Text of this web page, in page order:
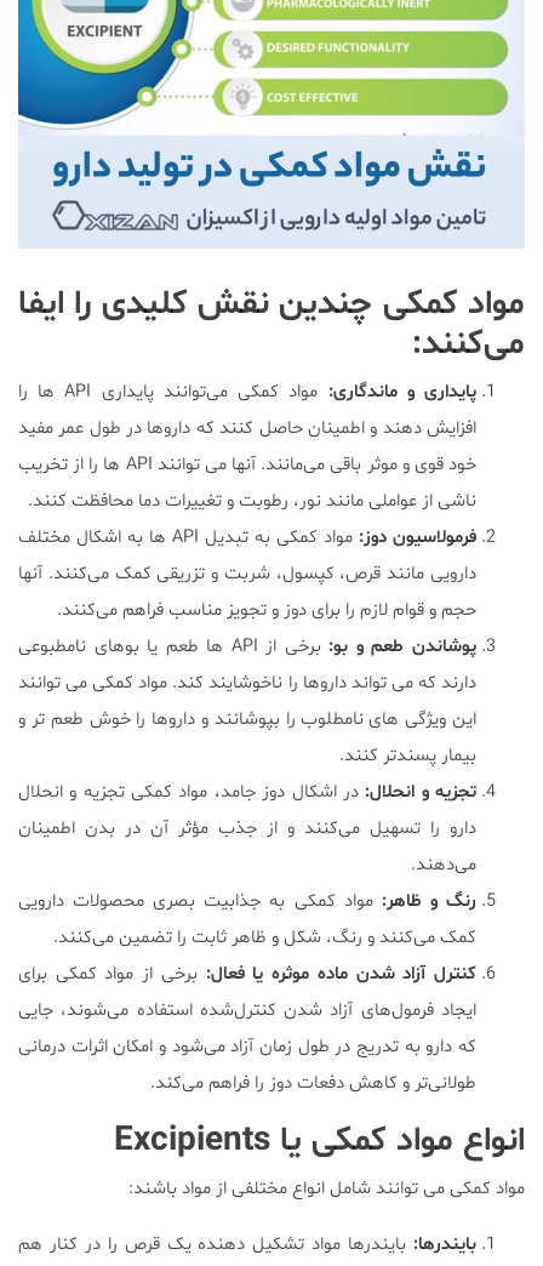
مواد کمکی چندین نقش کلیدی را ایفا
می‌کنند:
پایداری و ماندگاری:
مواد کمکی می‌توانند پایداری API ها را
افزایش دهند و اطمینان حاصل کنند که داروها در طول عمر مفید
خود قوی و موثر باقی می‌مانند. آنها می توانند API ها را از تخریب
ناشی از عواملی مانند نور، رطوبت و تغییرات دما محافظت کنند.
فرمولاسیون دوز:
مواد کمکی به تبدیل API ها به اشکال مختلف
دارویی مانند قرص، کپسول، شربت و تزریقی کمک می‌کنند. آنها
حجم و قوام لازم را برای دوز و تجویز مناسب فراهم می‌کنند.
پوشاندن طعم و بو:
برخی از API ها طعم یا بوهای نامطبوعی
دارند که می تواند داروها را ناخوشایند کند. مواد کمکی می توانند
این ویژگی های نامطلوب را بپوشانند و داروها را خوش طعم تر و
بیمار پسندتر کنند.
تجزیه و انحلال: در اشکال دوز جامد، مواد کمکی تجزیه و انحلال
دارو را تسهیل می‌کنند و از جذب مؤثر آن در بدن اطمینان
می‌دهند.
رنگ و ظاهر: مواد کمکی به جذابیت بصری محصولات دارویی
کمک می‌کنند و رنگ، شکل و ظاهر ثابت را تضمین می‌کنند.
کنترل آزاد شدن ماده موثره یا فعال: برخی از مواد کمکی برای
ایجاد فرمول‌های آزاد شدن کنترل‌شده استفاده می‌شوند، جایی
که دارو به تدریج در طول زمان آزاد می‌شود و امکان اثرات درمانی
طولانی‌تر و کاهش دفعات دوز را فراهم می‌کند.
انواع مواد کمکی یا Excipients
مواد کمکی می توانند شامل انواع مختلفی از مواد باشند:
بایندرها: بایندرها مواد تشکیل دهنده یک قرص را در کنار هم